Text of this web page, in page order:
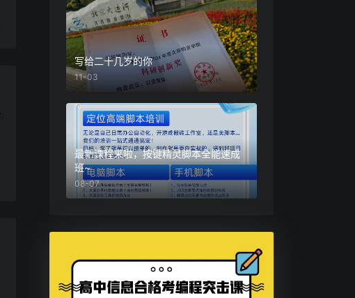
写给二十几岁的你
11-03
最新课程来啦，按键精灵脚本全能速成
班~
08-07